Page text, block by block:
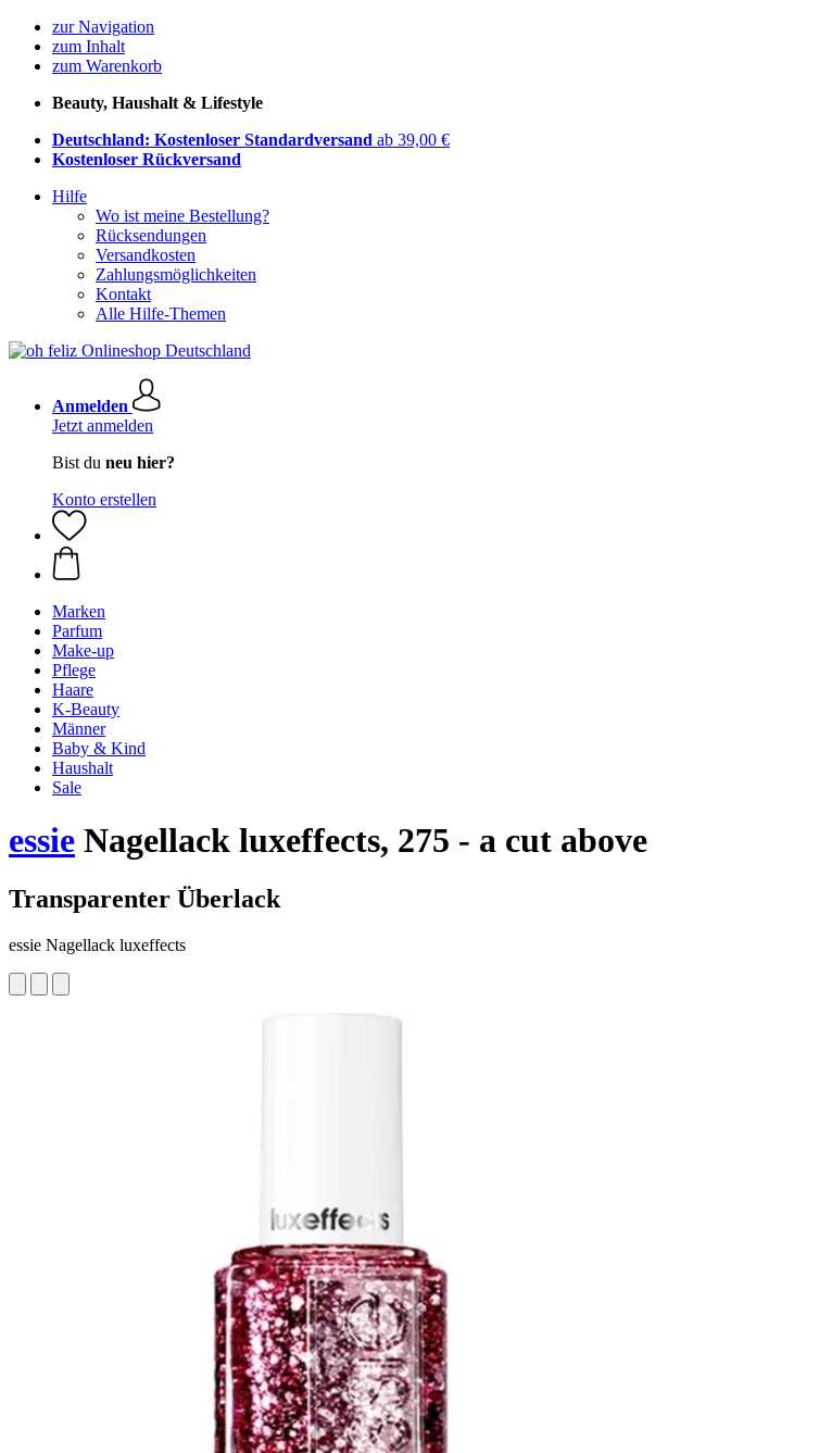
zur Navigation
zum Inhalt
zum Warenkorb
Beauty, Haushalt & Lifestyle
Deutschland: Kostenloser Standardversand ab 39,00 €
Kostenloser Rückversand
Hilfe
Wo ist meine Bestellung?
Rücksendungen
Versandkosten
Zahlungsmöglichkeiten
Kontakt
Alle Hilfe-Themen
Anmelden
Jetzt anmelden
Bist du neu hier?
Konto erstellen
Marken
Parfum
Make-up
Pflege
Haare
K-Beauty
Männer
Baby & Kind
Haushalt
Sale
essie Nagellack luxeffects, 275 - a cut above
Transparenter Überlack
essie Nagellack luxeffects